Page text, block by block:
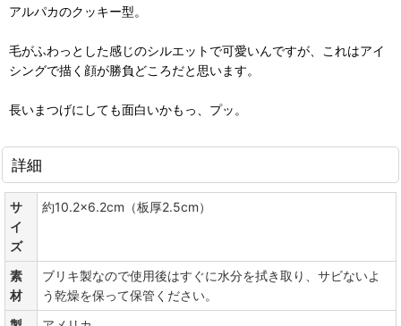
アルパカのクッキー型。
毛がふわっとした感じのシルエットで可愛いんですが、これはアイ
シングで描く顔が勝負どころだと思います。
長いまつげにしても面白いかもっ、プッ。
詳細
サ
イ
ズ
約10.2×6.2cm（板厚2.5cm）
素
材
ブリキ製なので使用後はすぐに水分を拭き取り、サビないよ
う乾燥を保って保管ください。